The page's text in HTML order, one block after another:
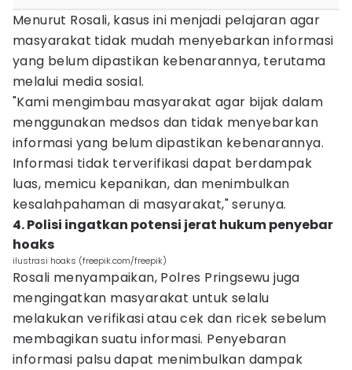
Menurut Rosali, kasus ini menjadi pelajaran agar
masyarakat tidak mudah menyebarkan informasi
yang belum dipastikan kebenarannya, terutama
melalui media sosial.
"Kami mengimbau masyarakat agar bijak dalam
menggunakan medsos dan tidak menyebarkan
informasi yang belum dipastikan kebenarannya.
Informasi tidak terverifikasi dapat berdampak
luas, memicu kepanikan, dan menimbulkan
kesalahpahaman di masyarakat," serunya.
4. Polisi ingatkan potensi jerat hukum penyebar
hoaks
ilustrasi hoaks (freepik.com/freepik)
Rosali menyampaikan, Polres Pringsewu juga
mengingatkan masyarakat untuk selalu
melakukan verifikasi atau cek dan ricek sebelum
membagikan suatu informasi. Penyebaran
informasi palsu dapat menimbulkan dampak